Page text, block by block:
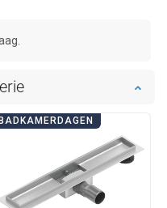
BADKAMERDAGEN